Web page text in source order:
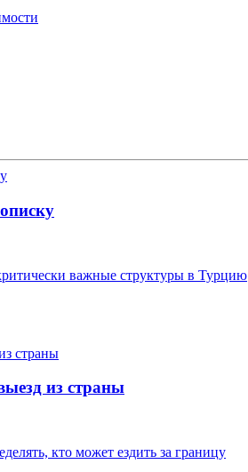
важные структуры в Турцию
из страны
кто может ездить за границу